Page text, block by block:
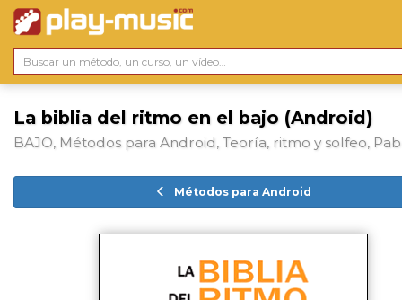
La biblia del ritmo en el bajo (Android)
BAJO, Métodos para Android, Teoría, ritmo y solfeo,
Métodos para Android